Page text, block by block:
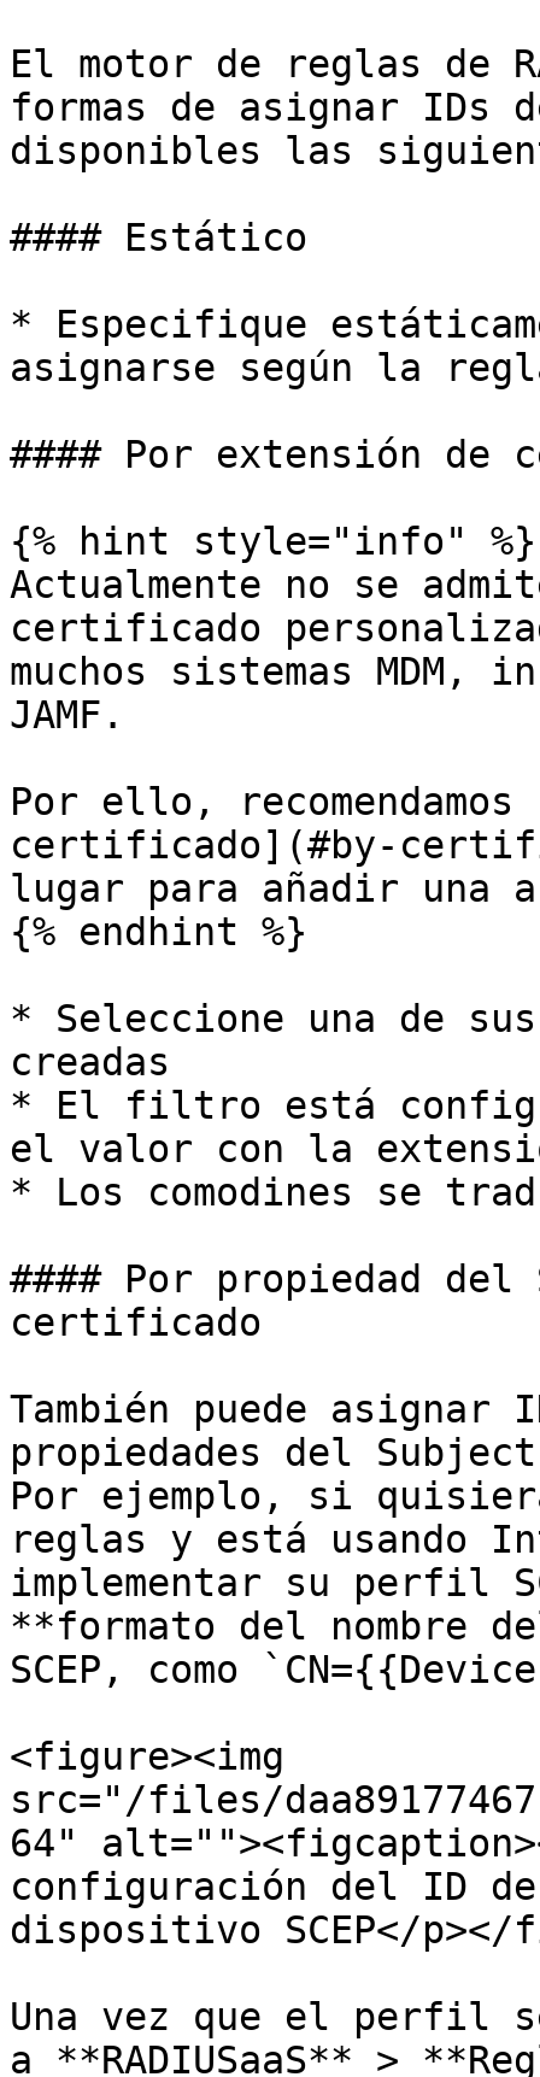
El motor de reglas de
formas de asignar IDs
disponibles las
#### Estático
* Especifique
asignarse según la
#### Por extensión de
{% hint style="info" %}
Actualmente no se
certificado
muchos sistemas
JAMF.
Por ello,
certificado](#by-
lugar para añadir una
{% endhint %}
* Seleccione una de
creadas
* El filtro está
el valor con la
* Los comodines se
#### Por propiedad del
certificado
También puede asignar
propiedades del
Por ejemplo, si
reglas y está usando
implementar su perfil
**formato del nombre
SCEP, como
<figure><img
src="/files/
64"
configuración del ID
dispositivo SCEP</
Una vez que el perfil
a **RADIUSaaS** >